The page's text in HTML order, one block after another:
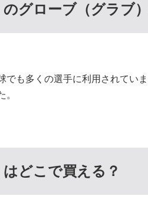
のグローブ（グラブ
でも多くの選手に利用されてい
。
はどこで買える？